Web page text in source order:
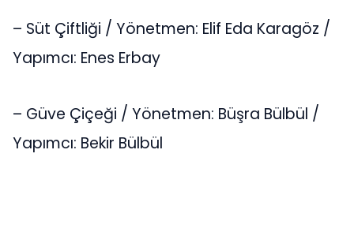
– Süt Çiftliği / Yönetmen: Elif Eda Karagöz /
Yapımcı: Enes Erbay
– Güve Çiçeği / Yönetmen: Büşra Bülbül /
Yapımcı: Bekir Bülbül